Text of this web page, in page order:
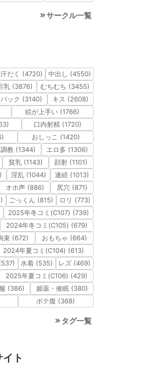
サークル一覧
汗だく (4720)
中出し (4550)
乳 (3876)
むちむち (3455)
バック (3140)
キス (2608)
絵が上手い (1766)
口内射精 (1720)
おしっこ (1420)
調教 (1344)
エロ多 (1306)
貧乳 (1143)
顔射 (1101)
淫乱 (1044)
連続 (1013)
オホ声 (886)
尻穴 (871)
ごっくん (815)
ロリ (773)
2025年冬コミ(C107) (739)
2024年冬コミ(C105) (679)
束 (672)
おもちゃ (664)
2024年夏コミ(C104) (613)
水着 (535)
レズ (469)
2025年夏コミ(C106) (429)
(386)
媚薬・催眠 (380)
ボテ腹 (368)
タグ一覧
ト